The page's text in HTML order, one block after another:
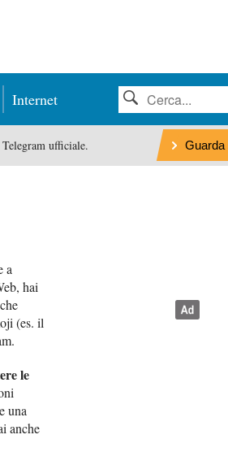
Internet
ufficiale. Guarda
a
hai
(es. il
le
una
anche